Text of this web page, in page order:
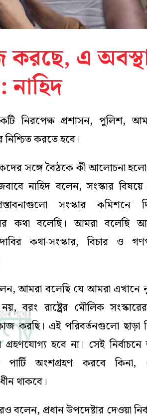
করছে, এ
নাহিদ
নিরপেক্ষ প্রশাসন, পুলিশ,
করতে হবে।
সঙ্গে বৈঠকে কী আলোচনা
নাহিদ বলেন, সংস্কার
সংস্কার কমিশনে
কথা বলেছি। আমরা বলেছি
কথা-সংস্কার, বিচার ও
আমরা বলেছি যে আমরা এখানে
বরং রাষ্ট্রের মৌলিক
করছি। এই পরিবর্তনগুলো ছাড়া
হবে না। সেই নির্বাচনে
পার্টি অংশগ্রহণ করবে কিনা,
থাকবে।
বলেন, প্রধান উপদেষ্টার দেওয়া